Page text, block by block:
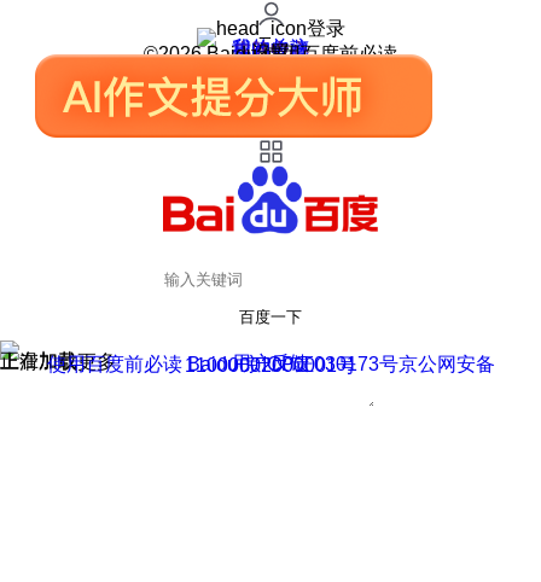
登录
我的关注
我的收藏
皮肤中心
用户反馈
设置
©2026 Baidu 使用百度前必读
百度一下
正在加载
上滑加载更多 用户反馈
使用百度前必读 Baidu 京ICP证030173号
京公网安备11000002000001号